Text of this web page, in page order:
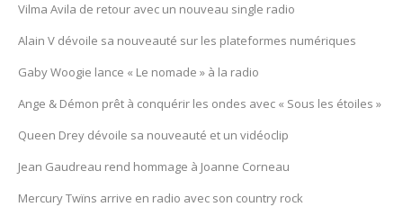
Vilma Avila de retour avec un nouveau single radio
Alain V dévoile sa nouveauté sur les plateformes numériques
Gaby Woogie lance « Le nomade » à la radio
Ange & Démon prêt à conquérir les ondes avec « Sous les étoiles »
Queen Drey dévoile sa nouveauté et un vidéoclip
Jean Gaudreau rend hommage à Joanne Corneau
Mercury Twïns arrive en radio avec son country rock